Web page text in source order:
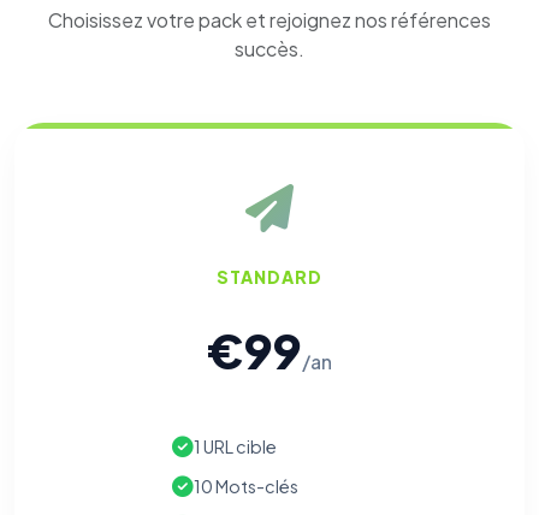
Choisissez votre pack et rejoignez nos références
succès.
STANDARD
€99/an
1 URL cible
10 Mots-clés